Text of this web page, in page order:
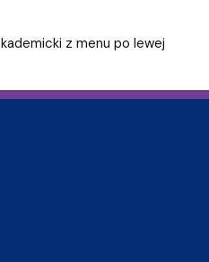
z menu po lewej